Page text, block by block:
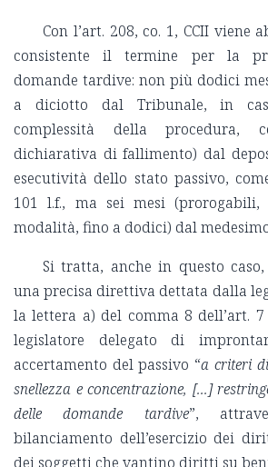
Con l’art. 208, co. 1, CCII viene
consistente il termine per la
domande tardive: non più dodici
a diciotto dal Tribunale, in
complessità della procedura,
dichiarativa di fallimento) dal
esecutività dello stato passivo,
101 l.f., ma sei mesi (prorogabili,
modalità, fino a dodici) dal
Si tratta, anche in questo
una precisa direttiva dettata dalla
la lettera a) del comma 8 dell’art.
legislatore delegato di
accertamento del passivo “a criteri
snellezza e concentrazione, [...]
delle domande tardive”,
bilanciamento dell’esercizio dei
dei soggetti che vantino diritti su